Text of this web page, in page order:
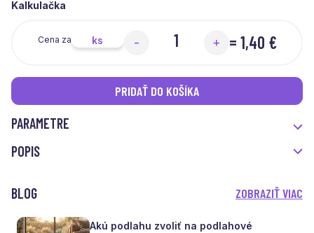
Kalkulačka
Cena za ks - + = 1,40 €
PRIDAŤ DO KOŠÍKA
PARAMETRE
POPIS
BLOG ZOBRAZIŤ VIAC
Akú podlahu zvoliť na podlahové